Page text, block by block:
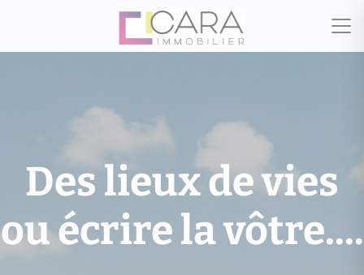
Des lieux de vies
ou écrire la vôtre....